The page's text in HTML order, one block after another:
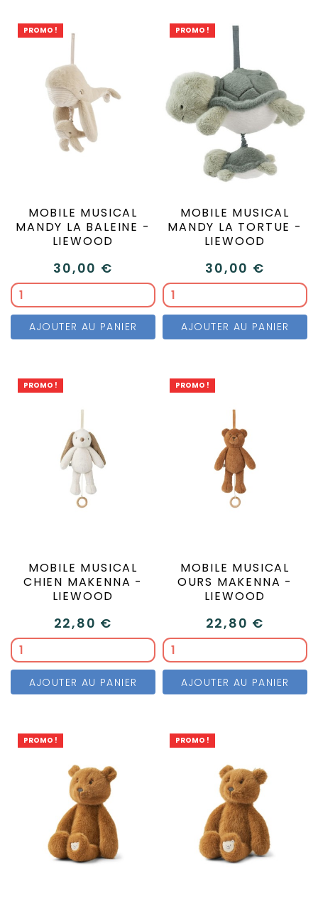
PROMO !
MOBILE MUSICAL
MANDY LA BALEINE -
LIEWOOD
30,00 €
AJOUTER AU PANIER
PROMO !
MOBILE MUSICAL
MANDY LA TORTUE -
LIEWOOD
30,00 €
AJOUTER AU PANIER
PROMO !
MOBILE MUSICAL
CHIEN MAKENNA -
LIEWOOD
22,80 €
AJOUTER AU PANIER
PROMO !
MOBILE MUSICAL
OURS MAKENNA -
LIEWOOD
22,80 €
AJOUTER AU PANIER
PROMO ! PROMO !